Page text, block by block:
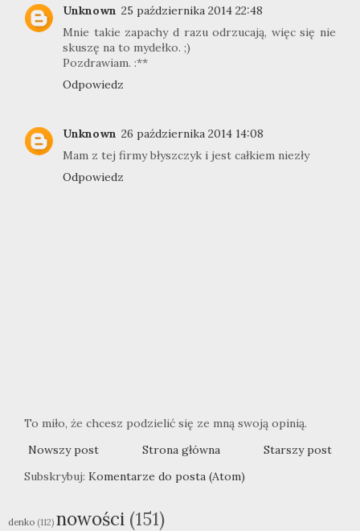
Unknown 25 października 2014 22:48
Mnie takie zapachy d razu odrzucają, więc się nie
skuszę na to mydełko. ;)
Pozdrawiam. :**
Odpowiedz
Unknown 26 października 2014 14:08
Mam z tej firmy błyszczyk i jest całkiem niezły
Odpowiedz
To miło, że chcesz podzielić się ze mną swoją opinią.
Nowszy post
Starszy post
Strona główna
Subskrybuj: Komentarze do posta (Atom)
denko (112) nowości (151)